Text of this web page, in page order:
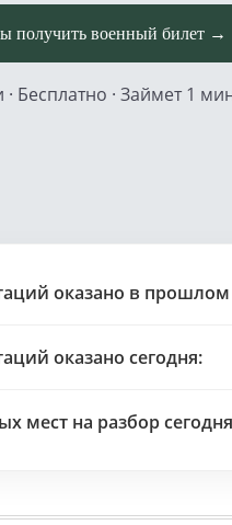
получить военный билет →
Бесплатно · Займет 1
оказано в
оказано сегодня:
мест на разбор